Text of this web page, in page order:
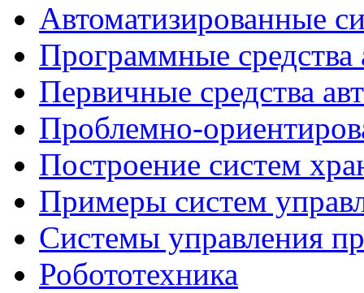
Автоматизированные
Программные средства
Первичные средства
Проблемно-
Построение систем
Примеры систем
Системы управления
Робототехника